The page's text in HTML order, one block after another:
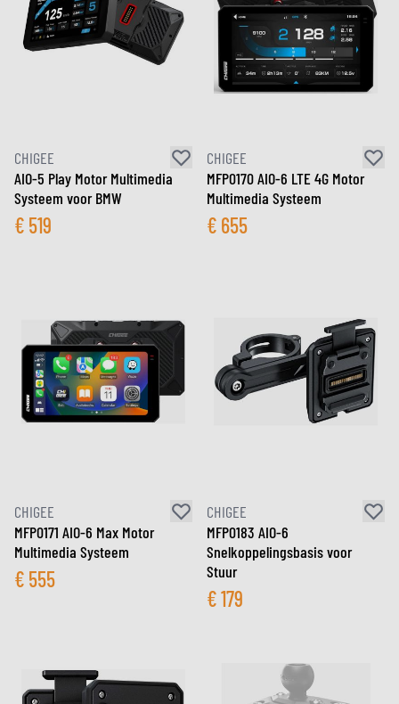
CHIGEE
AIO-5 Play Motor Multimedia
Systeem voor BMW
€ 519
CHIGEE
MFP0170 AIO-6 LTE 4G Motor
Multimedia Systeem
€ 655
CHIGEE
MFP0171 AIO-6 Max Motor
Multimedia Systeem
€ 555
CHIGEE
MFP0183 AIO-6
Snelkoppelingsbasis voor
Stuur
€179